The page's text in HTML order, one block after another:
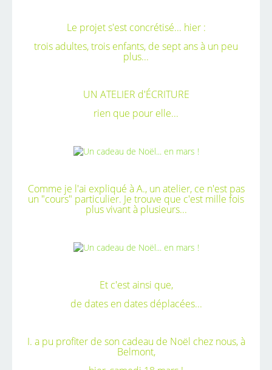
Le projet s'est concrétisé... hier :
trois adultes, trois enfants, de sept ans à un peu
plus...
UN ATELIER d'ÉCRITURE
rien que pour elle...
Comme je l'ai expliqué à A., un atelier, ce n'est pas
un "cours" particulier. Je trouve que c'est mille fois
plus vivant à plusieurs...
Et c'est ainsi que,
de dates en dates déplacées...
I. a pu profiter de son cadeau de Noël chez nous, à
Belmont,